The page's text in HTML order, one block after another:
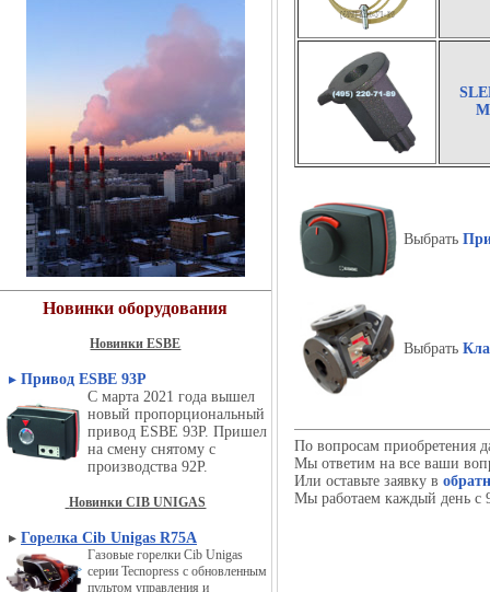
Новинки оборудования
Новинки ESBE
▸ Привод ESBE 93P
С марта 2021 года вышел
новый пропорциональный
привод ESBE 93P. Пришел
на смену снятому с
производства 92P.
Новинки CIB UNIGAS
▸ Горелка Cib Unigas R75A
Газовые горелки Cib Unigas
серии Tecnopress с обновленным
пультом управления и
Выбрать
Выбрать
По вопросам приобретения
Мы ответим на все ваши
Или оставьте заявку в
Мы работаем каждый день с